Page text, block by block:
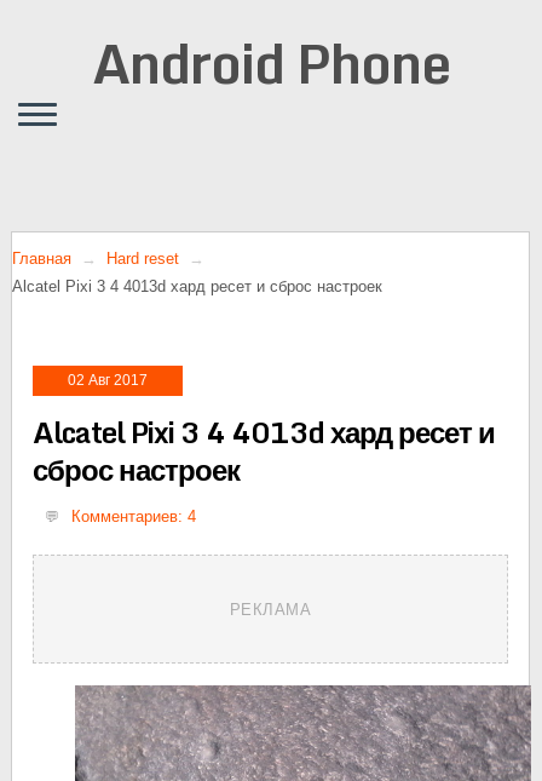
Android Phone
Главная
Hard reset
Alcatel Pixi 3 4 4013d хард ресет и сброс настроек
02 Авг 2017
Alcatel Pixi 3 4 4013d хард ресет и
сброс настроек
Комментариев: 4
РЕКЛАМА